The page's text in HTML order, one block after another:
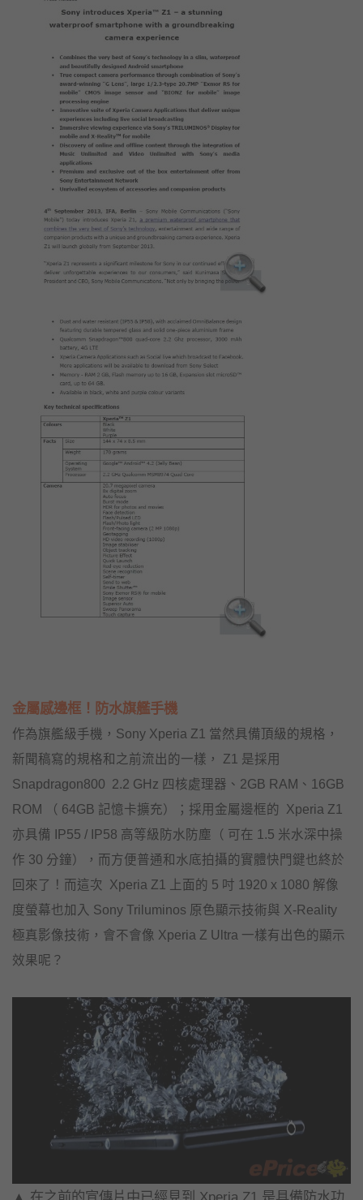
金屬感邊框！防水旗艦手機
作為旗艦級手機，Sony Xperia Z1 當然具備頂級的規格，
新聞稿寫的規格和之前流出的一樣， Z1 是採用
Snapdragon800 2.2 GHz 四核處理器、2GB RAM、16GB
ROM （ 64GB 記憶卡擴充）；採用金屬邊框的 Xperia Z1
亦具備 IP55 / IP58 高等級防水防塵（ 可在 1.5 米水深中操
作 30 分鐘），而方便普通和水底拍攝的實體快門鍵也終於
回來了！而這次 Xperia Z1 上面的 5 吋 1920 x 1080 解像
度螢幕也加入 Sony Triluminos 原色顯示技術與 X-Reality
極真影像技術，會不會像 Xperia Z Ultra 一樣有出色的顯示
效果呢？